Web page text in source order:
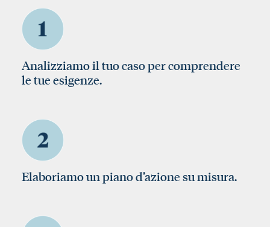
Analizziamo il tuo caso per comprendere
le tue esigenze.
Elaboriamo un piano d’azione su misura.